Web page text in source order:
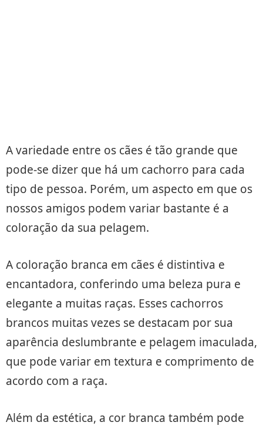
A variedade entre os cães é tão grande que
pode-se dizer que há um cachorro para cada
tipo de pessoa. Porém, um aspecto em que os
nossos amigos podem variar bastante é a
coloração da sua pelagem.
A coloração branca em cães é distintiva e
encantadora, conferindo uma beleza pura e
elegante a muitas raças. Esses cachorros
brancos muitas vezes se destacam por sua
aparência deslumbrante e pelagem imaculada,
que pode variar em textura e comprimento de
acordo com a raça.
Além da estética, a cor branca também pode